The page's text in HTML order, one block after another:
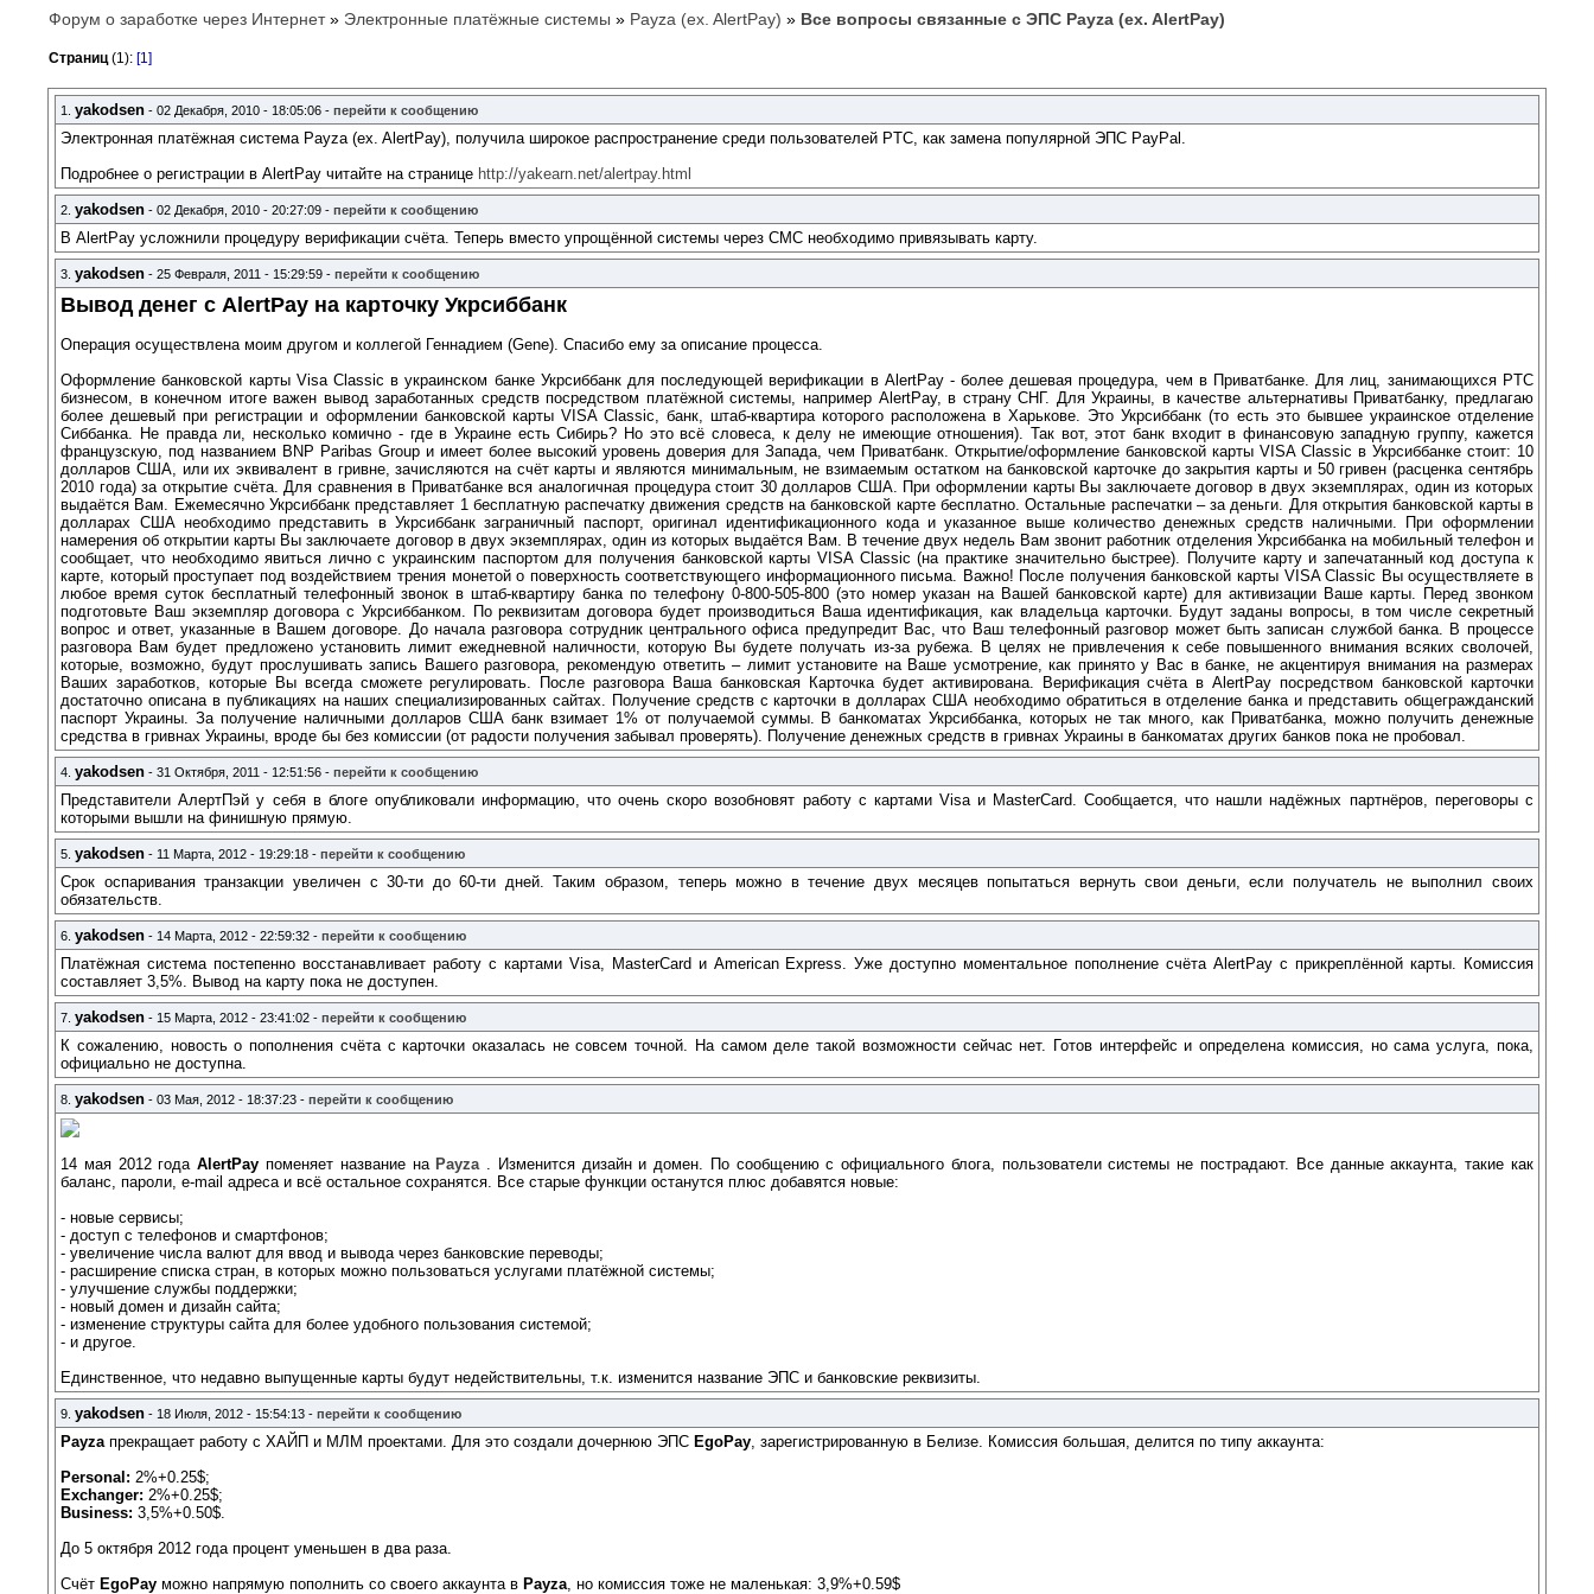
Форум о заработке через Интернет» Электронные платёжные системы » Payza (ex. AlertPay) » Все вопросы связанные с ЭПС Payza (ex. AlertPay)
Страниц(1): [1]
1.yakodsen - 02 Декабря, 2010 - 18:05:06 -перейти к сообщению
Электронная платёжная система Payza (ex. AlertPay), получила широкое распространение среди пользователей PTC, как замена популярной ЭПС PayPal.
Подробнее о регистрации в AlertPay читайте на странице http://yakearn.net/alertpay.html
2.yakodsen - 02 Декабря, 2010 - 20:27:09 -перейти к сообщению
В AlertPay усложнили процедуру верификации счёта. Теперь вместо упрощённой системы через СМС необходимо привязывать карту.
3.yakodsen - 25 Февраля, 2011 - 15:29:59 -перейти к сообщению
Вывод денег с AlertPay на карточку Укрсиббанк
Операция осуществлена моим другом и коллегой Геннадием (Gene). Спасибо ему за описание процесса.
Оформление банковской карты Visa Classic в украинском банке Укрсиббанк для последующей верификации в AlertPay - более дешевая процедура, чем в Приватбанке. Для лиц, занимающихся PTC
бизнесом, в конечном итоге важен вывод заработанных средств посредством платёжной системы, например AlertPay, в страну СНГ. Для Украины, в качестве альтернативы Приватбанку, предлагаю
более дешевый при регистрации и оформлении банковской карты VISA Classic, банк, штаб-квартира которого расположена в Харькове. Это Укрсиббанк (то есть это бывшее украинское отделение
Сиббанка. Не правда ли, несколько комично - где в Украине есть Сибирь? Но это всё словеса, к делу не имеющие отношения). Так вот, этот банк входит в финансовую западную группу, кажется
французскую, под названием BNP Paribas Group и имеет более высокий уровень доверия для Запада, чем Приватбанк. Открытие/оформление банковской карты VISA Classic в Укрсиббанке стоит: 10
долларов США, или их эквивалент в гривне, зачисляются на счёт карты и являются минимальным, не взимаемым остатком на банковской карточке до закрытия карты и 50 гривен (расценка сентябрь
2010 года) за открытие счёта. Для сравнения в Приватбанке вся аналогичная процедура стоит 30 долларов США. При оформлении карты Вы заключаете договор в двух экземплярах, один из которых
выдаётся Вам. Ежемесячно Укрсиббанк представляет 1 бесплатную распечатку движения средств на банковской карте бесплатно. Остальные распечатки – за деньги. Для открытия банковской карты в
долларах США необходимо представить в Укрсиббанк заграничный паспорт, оригинал идентификационного кода и указанное выше количество денежных средств наличными. При оформлении
намерения об открытии карты Вы заключаете договор в двух экземплярах, один из которых выдаётся Вам. В течение двух недель Вам звонит работник отделения Укрсиббанка на мобильный телефон и
сообщает, что необходимо явиться лично с украинским паспортом для получения банковской карты VISA Classic (на практике значительно быстрее). Получите карту и запечатанный код доступа к
карте, который проступает под воздействием трения монетой о поверхность соответствующего информационного письма. Важно! После получения банковской карты VISA Classic Вы осуществляете в
любое время суток бесплатный телефонный звонок в штаб-квартиру банка по телефону 0-800-505-800 (это номер указан на Вашей банковской карте) для активизации Ваше карты. Перед звонком
подготовьте Ваш экземпляр договора с Укрсиббанком. По реквизитам договора будет производиться Ваша идентификация, как владельца карточки. Будут заданы вопросы, в том числе секретный
вопрос и ответ, указанные в Вашем договоре. До начала разговора сотрудник центрального офиса предупредит Вас, что Ваш телефонный разговор может быть записан службой банка. В процессе
разговора Вам будет предложено установить лимит ежедневной наличности, которую Вы будете получать из-за рубежа. В целях не привлечения к себе повышенного внимания всяких сволочей,
которые, возможно, будут прослушивать запись Вашего разговора, рекомендую ответить – лимит установите на Ваше усмотрение, как принято у Вас в банке, не акцентируя внимания на размерах
Ваших заработков, которые Вы всегда сможете регулировать. После разговора Ваша банковская Карточка будет активирована. Верификация счёта в AlertPay посредством банковской карточки
достаточно описана в публикациях на наших специализированных сайтах. Получение средств с карточки в долларах США необходимо обратиться в отделение банка и представить общегражданский
паспорт Украины. За получение наличными долларов США банк взимает 1% от получаемой суммы. В банкоматах Укрсиббанка, которых не так много, как Приватбанка, можно получить денежные
средства в гривнах Украины, вроде бы без комиссии (от радости получения забывал проверять). Получение денежных средств в гривнах Украины в банкоматах других банков пока не пробовал.
4.yakodsen - 31 Октября, 2011 - 12:51:56 -перейти к сообщению
Представители АлертПэй у себя в блоге опубликовали информацию, что очень скоро возобновят работу с картами Visa и MasterCard. Сообщается, что нашли надёжных партнёров, переговоры с
которыми вышли на финишную прямую.
5.yakodsen - 11 Марта, 2012 - 19:29:18 -перейти к сообщению
Срок оспаривания транзакции увеличен с 30-ти до 60-ти дней. Таким образом, теперь можно в течение двух месяцев попытаться вернуть свои деньги, если получатель не выполнил своих
обязательств.
6.yakodsen - 14 Марта, 2012 - 22:59:32 -перейти к сообщению
Платёжная система постепенно восстанавливает работу с картами Visa, MasterCard и American Express. Уже доступно моментальное пополнение счёта AlertPay с прикреплённой карты. Комиссия
составляет 3,5%. Вывод на карту пока не доступен.
7.yakodsen - 15 Марта, 2012 - 23:41:02 -перейти к сообщению
К сожалению, новость о пополнения счёта с карточки оказалась не совсем точной. На самом деле такой возможности сейчас нет. Готов интерфейс и определена комиссия, но сама услуга, пока,
официально не доступна.
8.yakodsen - 03 Мая, 2012 - 18:37:23 -перейти к сообщению
14 мая 2012 годаAlertPay поменяет название на Payza . Изменится дизайн и домен. По сообщению с официального блога, пользователи системы не пострадают. Все данные аккаунта, такие как
баланс, пароли, e-mail адреса и всё остальное сохранятся. Все старые функции останутся плюс добавятся новые:
- новые сервисы;
- доступ с телефонов и смартфонов;
- увеличение числа валют для ввод и вывода через банковские переводы;
- расширение списка стран, в которых можно пользоваться услугами платёжной системы;
- улучшение службы поддержки;
- новый домен и дизайн сайта;
- изменение структуры сайта для более удобного пользования системой;
- и другое.
Единственное, что недавно выпущенные карты будут недействительны, т.к. изменится название ЭПС и банковские реквизиты.
9.yakodsen - 18 Июля, 2012 - 15:54:13 -перейти к сообщению
Payzaпрекращает работу с ХАЙП и МЛМ проектами. Для это создали дочернюю ЭПС EgoPay, зарегистрированную в Белизе. Комиссия большая, делится по типу аккаунта:
Personal: 2%+0.25$;
Exchanger: 2%+0.25$;
Business: 3,5%+0.50$.
До 5 октября 2012 года процент уменьшен в два раза.
Счёт EgoPay можно напрямую пополнить со своего аккаунта в Payza, но комиссия тоже не маленькая: 3,9%+0.59$